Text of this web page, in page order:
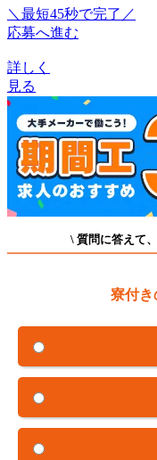
＼最短45秒で完了／
応募へ進む
詳しく
見る
\ 質問に答えて、
寮付き